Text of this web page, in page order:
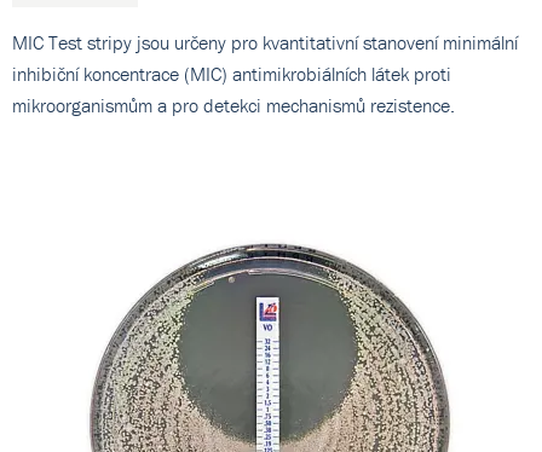
MIC Test stripy jsou určeny pro kvantitativní stanovení minimální
inhibiční koncentrace (MIC) antimikrobiálních látek proti
mikroorganismům a pro detekci mechanismů rezistence.